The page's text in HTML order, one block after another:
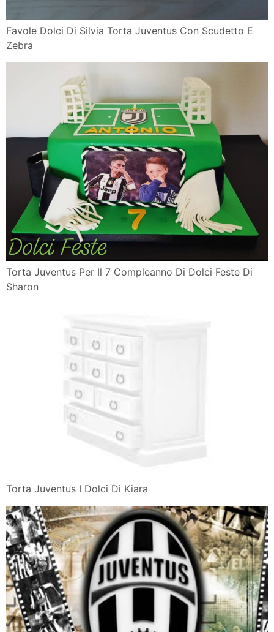
Favole Dolci Di Silvia Torta Juventus Con Scudetto E
Zebra
Torta Juventus Per Il 7 Compleanno Di Dolci Feste Di
Sharon
Torta Juventus I Dolci Di Kiara